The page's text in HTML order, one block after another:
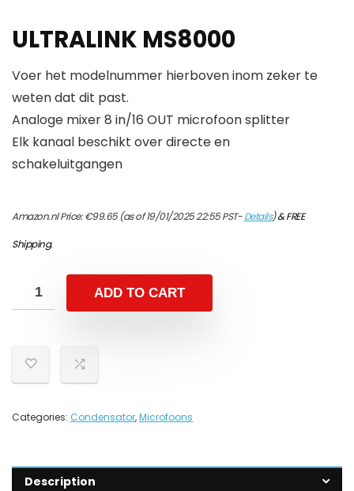
ULTRALINK MS8000
Voer het modelnummer hierboven inom zeker te
weten dat dit past.
Analoge mixer 8 in/16 OUT microfoon splitter
Elk kanaal beschikt over directe en
schakeluitgangen
Amazon.nl Price:€99.65(as of 19/01/2025 22:55 PST-Details)&FREE
Shipping.
ADD TO CART
Categories: Condensator,Microfoons
Description